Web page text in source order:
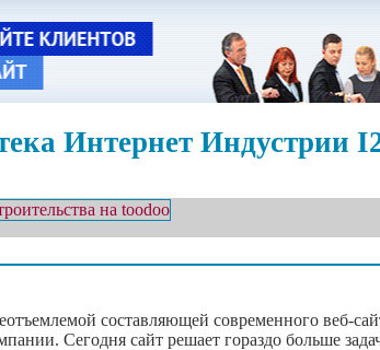
Интернет Индустрии
составляющей современного веб-
Сегодня сайт решает гораздо больше